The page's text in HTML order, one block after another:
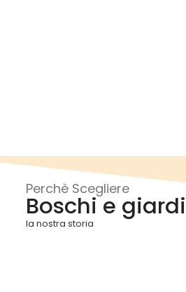
Perchè Scegliere
Boschi e
la nostra storia